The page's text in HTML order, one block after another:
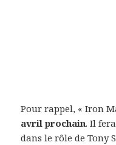
Pour rappel, « Iron
avril prochain. Il
dans le rôle de Tony